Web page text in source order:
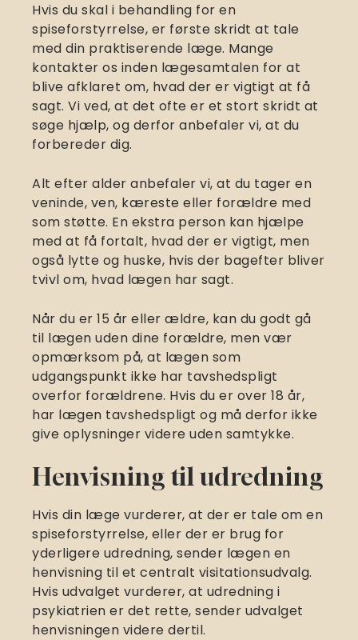
Hvis du skal i behandling for en
spiseforstyrrelse, er første skridt at tale
med din praktiserende læge. Mange
kontakter os inden lægesamtalen for at
blive afklaret om, hvad der er vigtigt at få
sagt. Vi ved, at det ofte er et stort skridt at
søge hjælp, og derfor anbefaler vi, at du
forbereder dig.
Alt efter alder anbefaler vi, at du tager en
veninde, ven, kæreste eller forældre med
som støtte. En ekstra person kan hjælpe
med at få fortalt, hvad der er vigtigt, men
også lytte og huske, hvis der bagefter bliver
tvivl om, hvad lægen har sagt.
Når du er 15 år eller ældre, kan du godt gå
til lægen uden dine forældre, men vær
opmærksom på, at lægen som
udgangspunkt ikke har tavshedspligt
overfor forældrene. Hvis du er over 18 år,
har lægen tavshedspligt og må derfor ikke
give oplysninger videre uden samtykke.
Henvisning til udredning
Hvis din læge vurderer, at der er tale om en
spiseforstyrrelse, eller der er brug for
yderligere udredning, sender lægen en
henvisning til et centralt visitationsudvalg.
Hvis udvalget vurderer, at udredning i
psykiatrien er det rette, sender udvalget
henvisningen videre dertil.